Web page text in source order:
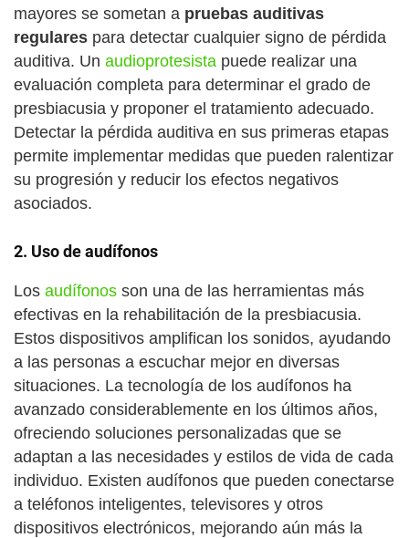
mayores se sometan a pruebas auditivas
regulares para detectar cualquier signo de pérdida
auditiva. Un audioprotesista puede realizar una
evaluación completa para determinar el grado de
presbiacusia y proponer el tratamiento adecuado.
Detectar la pérdida auditiva en sus primeras etapas
permite implementar medidas que pueden ralentizar
su progresión y reducir los efectos negativos
asociados.
2. Uso de audífonos
Los audífonos son una de las herramientas más
efectivas en la rehabilitación de la presbiacusia.
Estos dispositivos amplifican los sonidos, ayudando
a las personas a escuchar mejor en diversas
situaciones. La tecnología de los audífonos ha
avanzado considerablemente en los últimos años,
ofreciendo soluciones personalizadas que se
adaptan a las necesidades y estilos de vida de cada
individuo. Existen audífonos que pueden conectarse
a teléfonos inteligentes, televisores y otros
dispositivos electrónicos, mejorando aún más la